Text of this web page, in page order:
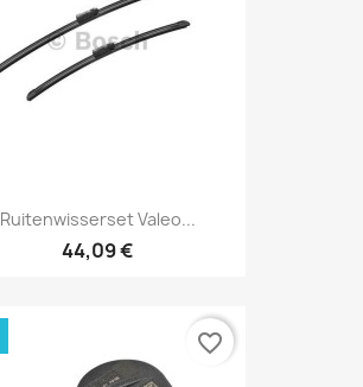
Ruitenwisserset Valeo...
44,09 €
favorite_border